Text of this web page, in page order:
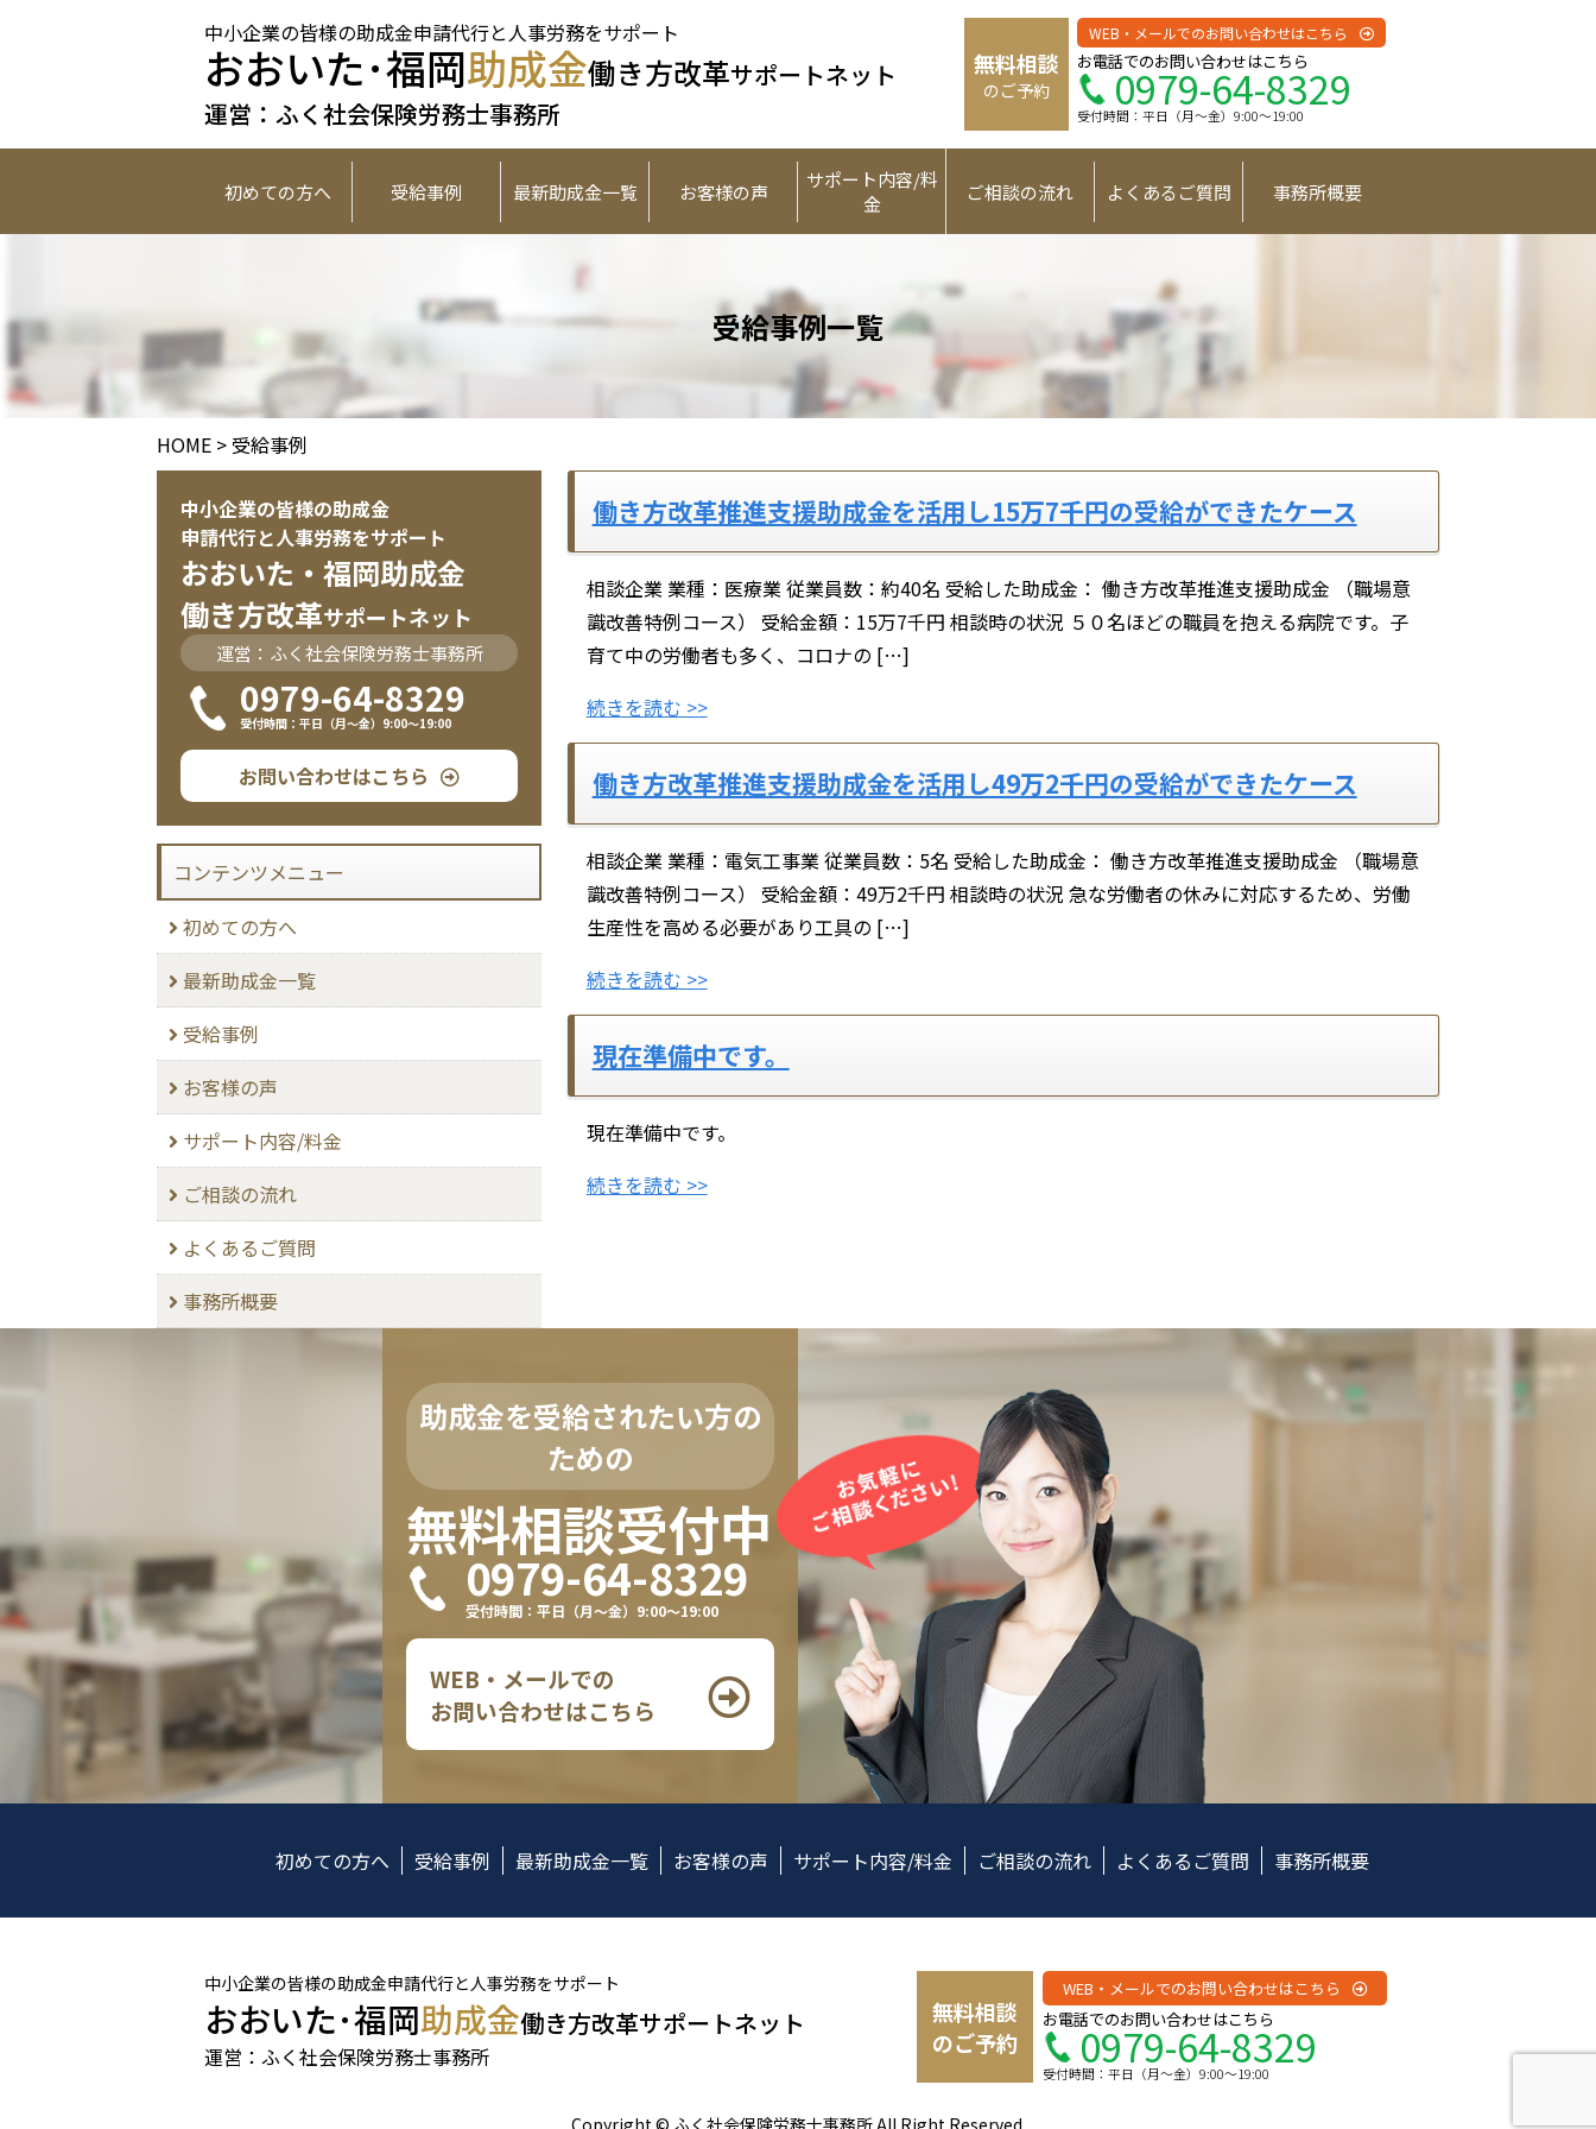
中小企業の皆様の助成金申請代行と人事労務をサポート
おおいた･福岡助成金働き方改革サポートネット
運営：ふく社会保険労務士事務所
無料相談
のご予約
WEB・メールでのお問い合わせはこちら
お電話でのお問い合わせはこちら
0979-64-8329
受付時間：平日（月〜金）9:00〜19:00
初めての方へ 受給事例 最新助成金一覧 お客様の声
サポート内容/料
金
ご相談の流れ よくあるご質問 事務所概要
受給事例一覧
HOME > 受給事例
中小企業の皆様の助成金
申請代行と人事労務をサポート
おおいた・福岡助成金
働き方改革サポートネット
運営：ふく社会保険労務士事務所
0979-64-8329
受付時間：平日（月〜金）9:00〜19:00
お問い合わせはこちら
コンテンツメニュー
初めての方へ
最新助成金一覧
受給事例
お客様の声
サポート内容/料金
ご相談の流れ
よくあるご質問
事務所概要
働き方改革推進支援助成金を活用し15万7千円の受給ができたケース
相談企業 業種：医療業 従業員数：約40名 受給した助成金： 働き方改革推進支援助成金 （職場意
識改善特例コース） 受給金額：15万7千円 相談時の状況 ５０名ほどの職員を抱える病院です。子
育て中の労働者も多く、コロナの […]
続きを読む >>
働き方改革推進支援助成金を活用し49万2千円の受給ができたケース
相談企業 業種：電気工事業 従業員数：5名 受給した助成金： 働き方改革推進支援助成金 （職場意
識改善特例コース） 受給金額：49万2千円 相談時の状況 急な労働者の休みに対応するため、労働
生産性を高める必要があり工具の […]
続きを読む >>
現在準備中です。
現在準備中です。
続きを読む >>
助成金を受給されたい方の
ための
無料相談受付中
0979-64-8329
受付時間：平日（月〜金）9:00〜19:00
WEB・メールでの
お問い合わせはこちら
初めての方へ 受給事例 最新助成金一覧 お客様の声 サポート内容/料金 ご相談の流れ よくあるご質問 事務所概要
中小企業の皆様の助成金申請代行と人事労務をサポート
おおいた･福岡助成金働き方改革サポートネット
運営：ふく社会保険労務士事務所
無料相談
のご予約
WEB・メールでのお問い合わせはこちら
お電話でのお問い合わせはこちら
0979-64-8329
受付時間：平日（月〜金）9:00〜19:00
Copyright © ふく社会保険労務士事務所 All Right Reserved.